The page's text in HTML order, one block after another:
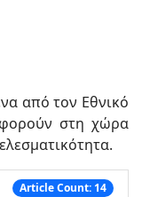
από τον Εθνικό
στη χώρα
Article Count: 14